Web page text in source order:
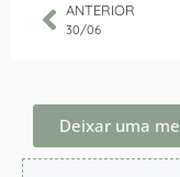
ANTERIOR
30/06
Deixar uma